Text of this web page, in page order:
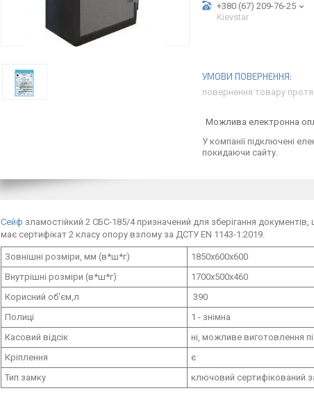
+380 (67) 209-76-25
Kievstar
повернення товару
У компанії підключені
покидаючи сайту.
Сейф зламостійкий 2 СБС-185/4 призначений для зберігання
має сертифікат 2 класу опору взлому за ДСТУ EN 1143-1:2019.
Зовнішні розміри, мм (в*ш*г)
1850х600х600
Внутрішні розміри (в*ш*г)
1700х500х460
Корисний об'єм,л
390
Полиці
1 - знімна
Касовий відсік
ні, можливе виготовлення
Кріплення
є
Тип замку
ключовий сертифікований